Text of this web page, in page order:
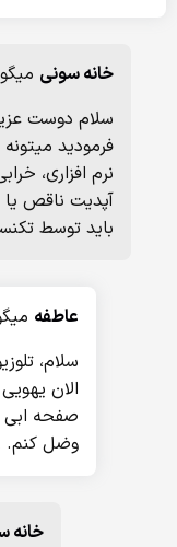
خانه سونی
سلام دوست
فرمودید
نرم افزاری،
آپدیت ناقص
باید توسط
عاطفه
الان
صفحه ابی
وضل کنم.
خانه